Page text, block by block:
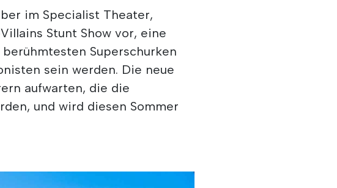
im Specialist Theater,
Stunt Show vor, eine
Superschurken
sein werden. Die neue
aufwarten, die die
und wird diesen Sommer